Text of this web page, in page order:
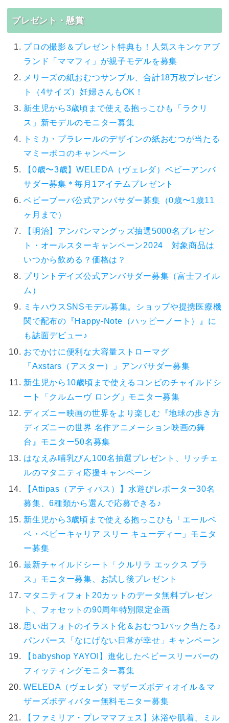
プレゼント・懸賞
プロの撮影＆プレゼント特典も！人気スキンケアブ
ランド「ママフィ」が親子モデルを募集
メリーズの紙おむつサンプル、合計18万枚プレゼン
ト（4サイズ）妊婦さんもOK！
新生児から3歳頃まで使える抱っこひも「ラクリ
ス」新モデルのモニター募集
トミカ・プラレールのデザインの紙おむつが当たる
マミーポコのキャンペーン
【0歳〜3歳】WELEDA（ヴェレダ）ベビーアンバ
サダー募集＊毎月1アイテムプレゼント
ベビーブーバ公式アンバサダー募集（0歳〜1歳11
ヶ月まで）
【明治】アンパンマングッズ抽選5000名プレゼン
ト・オールスターキャンペーン2024 対象商品は
いつから飲める？価格は？
プリントデイズ公式アンバサダー募集（富士フイル
ム）
ミキハウスSNSモデル募集。ショップや提携医療機
関で配布の『Happy-Note（ハッピーノート）』に
も誌面デビュー♪
おでかけに便利な大容量ストローマグ
「Axstars（アスター）」アンバサダー募集
新生児から10歳頃まで使えるコンビのチャイルドシ
ート「クルムーヴ ロング」モニター募集
ディズニー映画の世界をより楽しむ『地球の歩き方
ディズニーの世界 名作アニメーション映画の舞
台』モニター50名募集
はなえみ哺乳びん100名抽選プレゼント、リッチェ
ルのマタニティ応援キャンペーン
【Attipas（アティパス）】水遊びレポーター30名
募集、6種類から選んで応募できる♪
新生児から3歳頃まで使える抱っこひも「エールベ
ベ・ベビーキャリア スリー キューディー」モニタ
ー募集
最新チャイルドシート「クルリラ エックス プラ
ス」モニター募集、お試し後プレゼント
マタニティフォト20カットのデータ無料プレゼン
ト、フォセットの90周年特別限定企画
思い出フォトのイラスト化＆おむつ1パック当たる♪
パンパース「なにげない日常が幸せ」キャンペーン
【babyshop YAYOI】進化したベビースリーパーの
フィッティングモニター募集
WELEDA（ヴェレダ）マザーズボディオイル＆マ
ザーズボディバター無料モニター募集
【ファミリア・プレママフェス】沐浴や肌着、ミル